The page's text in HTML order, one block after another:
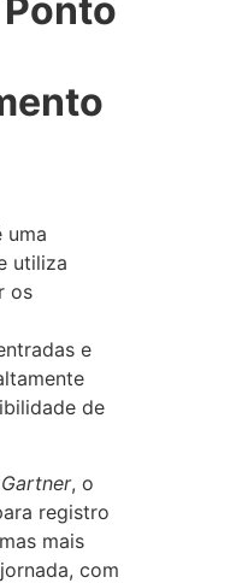
uma
utiliza
os
e
de
Gartner, o
registro
mais
com